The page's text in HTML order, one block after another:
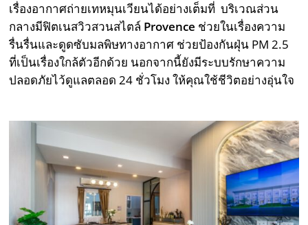
เรื่องอากาศถ่ายเทหมุนเวียนได้อย่างเต็มที่ บริเวณส่วน
กลางมีฟิตเนสวิวสวนสไตล์ Provence ช่วยในเรื่องความ
รื่นรื่นและดูดซับมลพิษทางอากาศ ช่วยป้องกันฝุ่น PM 2.5
ที่เป็นเรื่องใกล้ตัวอีกด้วย นอกจากนี้ยังมีระบบรักษาความ
ปลอดภัยไว้ดูแลตลอด 24 ชั่วโมง ให้คุณใช้ชีวิตอย่างอุ่นใจ